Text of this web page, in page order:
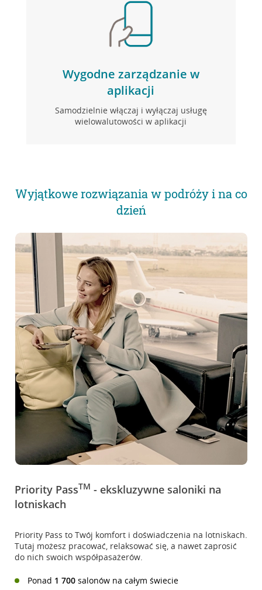
Wygodne zarządzanie w
aplikacji
Samodzielnie włączaj i wyłączaj usługę
wielowalutowości w aplikacji
Wyjątkowe rozwiązania w podróży i na co
dzień
Priority PassTM - ekskluzywne saloniki na
lotniskach
Priority Pass to Twój komfort i doświadczenia na lotniskach.
Tutaj możesz pracować, relaksować się, a nawet zaprosić
do nich swoich współpasażerów.
Ponad 1 700salonów na całym świecie